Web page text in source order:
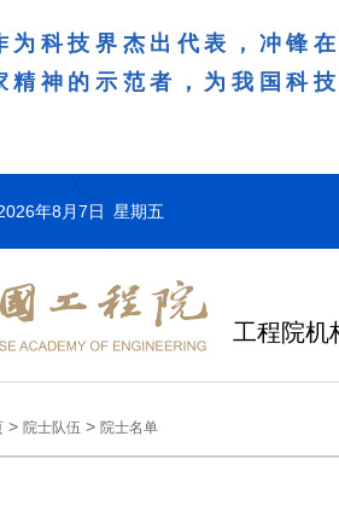
为科技界杰出代表，冲锋
精神的示范者，为我国科
年8月7日 星期五
工程院机
> 院士队伍 > 院士名单